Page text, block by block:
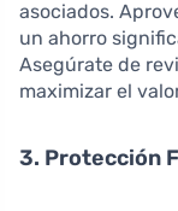
asociados.
un ahorro
Asegúrate de
maximizar el
3. Protección